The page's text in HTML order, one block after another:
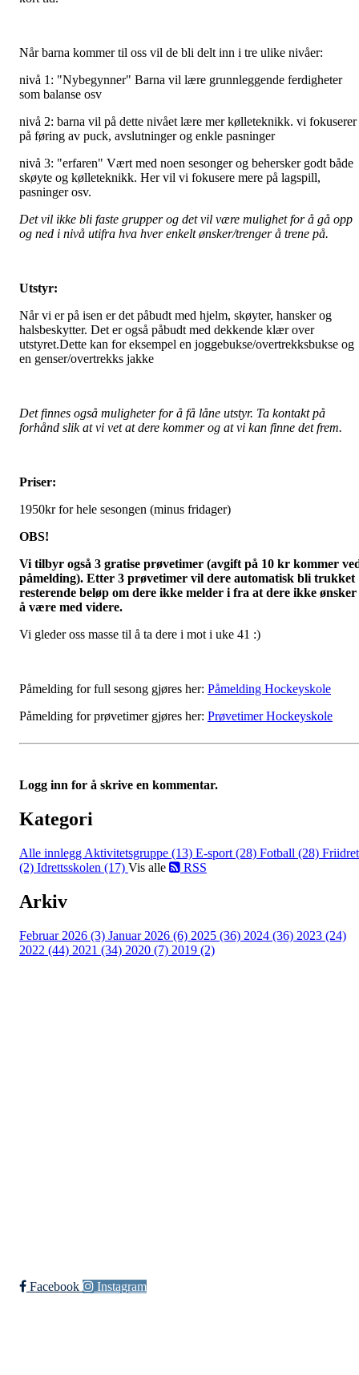
Når barna kommer til oss vil de bli delt inn i tre ulike nivåer:
nivå 1: "Nybegynner" Barna vil lære grunnleggende ferdigheter
som balanse osv
nivå 2: barna vil på dette nivået lære mer kølleteknikk. vi fokuserer
på føring av puck, avslutninger og enkle pasninger
nivå 3: "erfaren" Vært med noen sesonger og behersker godt både
skøyte og kølleteknikk. Her vil vi fokusere mere på lagspill,
pasninger osv.
Det vil ikke bli faste grupper og det vil være mulighet for å gå opp
og ned i nivå utifra hva hver enkelt ønsker/trenger å trene på.
Utstyr:
Når vi er på isen er det påbudt med hjelm, skøyter, hansker og
halsbeskytter. Det er også påbudt med dekkende klær over
utstyret.Dette kan for eksempel en joggebukse/overtrekksbukse og
en genser/overtrekks jakke
Det finnes også muligheter for å få låne utstyr. Ta kontakt på
forhånd slik at vi vet at dere kommer og at vi kan finne det frem.
Priser:
1950kr for hele sesongen (minus fridager)
OBS!
Vi tilbyr også 3 gratise prøvetimer (avgift på 10 kr kommer
påmelding). Etter 3 prøvetimer vil dere automatisk bli trukket
resterende beløp om dere ikke melder i fra at dere ikke ønsker
å være med videre.
Vi gleder oss masse til å ta dere i mot i uke 41 :)
Påmelding for full sesong gjøres her: Påmelding Hockeyskole
Påmelding for prøvetimer gjøres her: Prøvetimer Hockeyskole
Logg inn for å skrive en kommentar.
Kategori
Alle innlegg Aktivitetsgruppe (13) E-sport (28) Fotball (28)
(2) Idrettsskolen (17) Vis alle RSS
Arkiv
Februar 2026 (3) Januar 2026 (6) 2025 (36) 2024 (36) 2023 (24)
2022 (44) 2021 (34) 2020 (7) 2019 (2)
Facebook Instagram